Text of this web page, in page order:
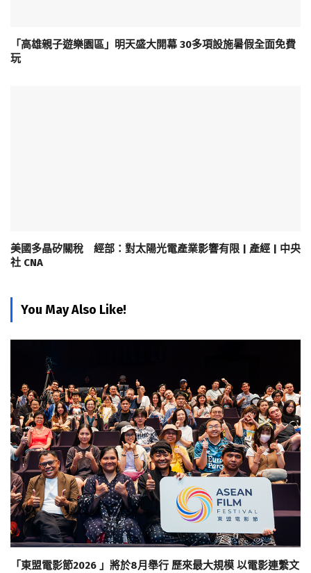
「高雄親子遊樂園區」明天盛大開幕 30多項設施暑假全面免費
玩
美國多晶矽關稅 經部：對太陽光電產業影響有限 | 產經 | 中央
社 CNA
You May Also Like!
「東盟電影節2026 」將於8月舉行 歷來最大規模 以電影連繫文